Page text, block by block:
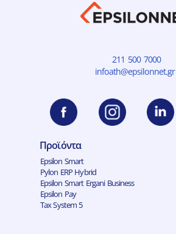
211 500 7000
infoath@epsilonnet.gr
Προϊόντα
Epsilon Smart
Pylon ERP Hybrid
Epsilon Smart Ergani Business
Epsilon Pay
Tax System 5